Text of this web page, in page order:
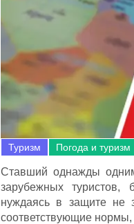
Туризм Погода и туризм
Ставший однажды
зарубежных туристов,
нуждаясь в защите не
соответствующие нормы,